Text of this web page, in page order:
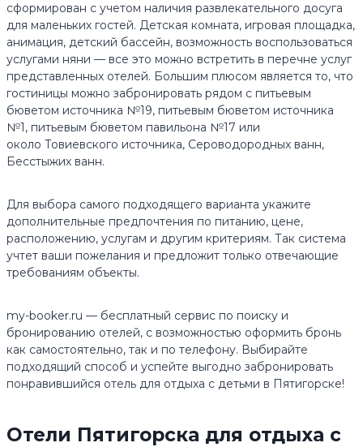
сформирован с учетом наличия развлекательного досуга
для маленьких гостей. Детская комната, игровая площадка,
анимация, детский бассейн, возможность воспользоваться
услугами няни — все это можно встретить в перечне услуг
представленных отелей. Большим плюсом является то, что
гостиницы можно забронировать рядом с питьевым
бюветом источника №19, питьевым бюветом источника
№1, питьевым бюветом павильона №17 или
около Товиевского источника, Сероводородных ванн,
Бесстыжих ванн.
Для выбора самого подходящего варианта укажите
дополнительные предпочтения по питанию, цене,
расположению, услугам и другим критериям. Так система
учтет ваши пожелания и предложит только отвечающие
требованиям объекты.
my-booker.ru — бесплатный сервис по поиску и
бронированию отелей, с возможностью оформить бронь
как самостоятельно, так и по телефону. Выбирайте
подходящий способ и успейте выгодно забронировать
понравившийся отель для отдыха с детьми в Пятигорске!
Отели Пятигорска для отдыха с